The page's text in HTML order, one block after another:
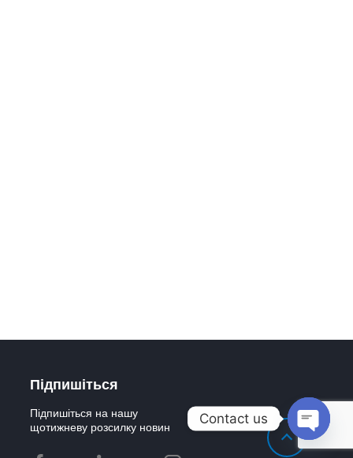
Підпишіться
Підпишіться на нашу
щотижневу розсилку новин
Contact us
Open